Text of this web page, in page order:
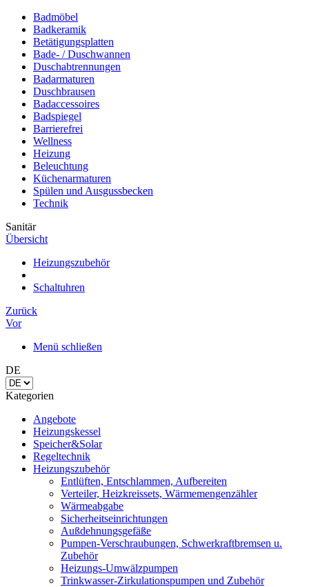
Badmöbel
Badkeramik
Betätigungsplatten
Bade- / Duschwannen
Duschabtrennungen
Badarmaturen
Duschbrausen
Badaccessoires
Badspiegel
Barrierefrei
Wellness
Heizung
Beleuchtung
Küchenarmaturen
Spülen und Ausgussbecken
Technik
Sanitär
Übersicht
Heizungszubehör
Schaltuhren
Zurück
Vor
Menü schließen
DE
Kategorien
Angebote
Heizungskessel
Speicher&Solar
Regeltechnik
Heizungszubehör
Entlüften, Entschlammen, Aufbereiten
Verteiler, Heizkreissets, Wärmemengenzähler
Wärmeabgabe
Sicherheitseinrichtungen
Außdehnungsgefäße
Pumpen-Verschraubungen, Schwerkraftbremsen u.
Zubehör
Heizungs-Umwälzpumpen
Trinkwasser-Zirkulationspumpen und Zubehör